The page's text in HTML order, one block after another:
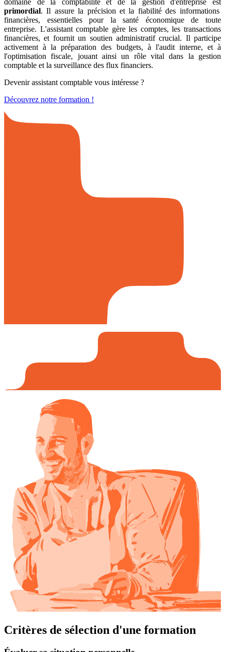
domaine de la comptabilité et de la gestion d'entreprise est
primordial. Il assure la précision et la fiabilité des informations
financières, essentielles pour la santé économique de toute
entreprise. L'assistant comptable gère les comptes, les transactions
financières, et fournit un soutien administratif crucial. Il participe
activement à la préparation des budgets, à l'audit interne, et à
l'optimisation fiscale, jouant ainsi un rôle vital dans la gestion
comptable et la surveillance des flux financiers.
Devenir assistant comptable vous intéresse ?
Découvrez notre formation !
Critères de sélection d'une formation